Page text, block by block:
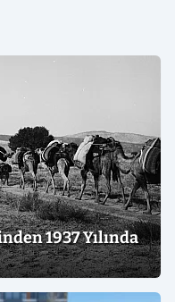
1937 Yılında